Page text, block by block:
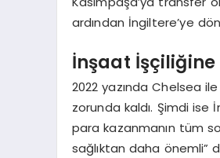
ardından İngiltere’ye
İnşaat İşçiliğine
2022 yazında Chelsea
zorunda kaldı. Şimdi ise
para kazanmanın tüm
sağlıktan daha önemli”